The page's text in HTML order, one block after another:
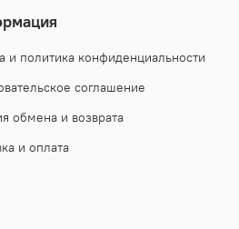
и политика конфиденциальности
соглашение
обмена и возврата
и оплата